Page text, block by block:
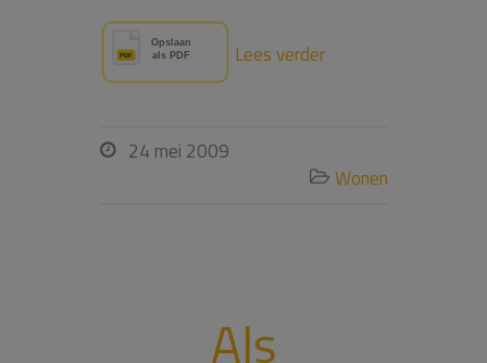
Lees verder
 24 mei 2009
 Wonen
Als